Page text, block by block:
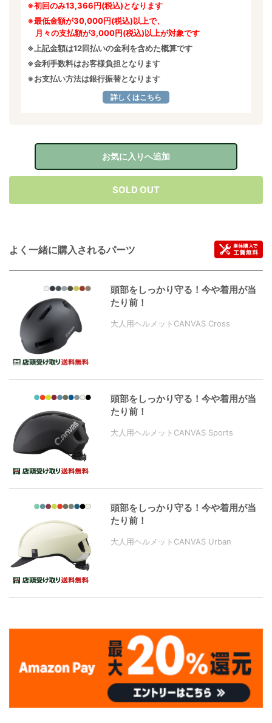
※初回のみ13,366円(税込)となります
※最低金額が30,000円(税込)以上で、
月々の支払額が3,000円(税込)以上が対象です
※上記金額は12回払いの金利を含めた概算です
※金利手数料はお客様負担となります
※お支払い方法は銀行振替となります
詳しくはこちら
お気に入りへ追加
SOLD OUT
よく一緒に購入されるパーツ
頭部をしっかり守る！今や着用が当
たり前！
大人用ヘルメットCANVAS Cross
頭部をしっかり守る！今や着用が当
たり前！
大人用ヘルメットCANVAS Sports
頭部をしっかり守る！今や着用が当
たり前！
大人用ヘルメットCANVAS Urban